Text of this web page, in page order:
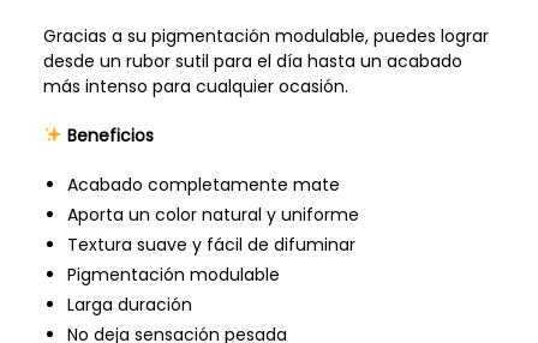
Gracias a su pigmentación modulable, puedes lograr
desde un rubor sutil para el día hasta un acabado
más intenso para cualquier ocasión.
Beneficios
Acabado completamente mate
Aporta un color natural y uniforme
Textura suave y fácil de difuminar
Pigmentación modulable
Larga duración
No deja sensación pesada